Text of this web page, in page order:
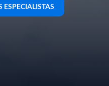
ESPECIALISTAS